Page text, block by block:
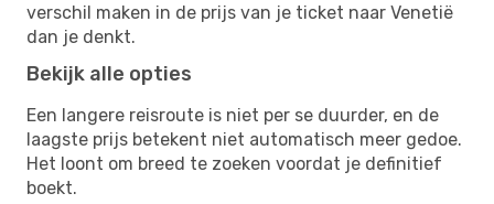
verschil maken in de prijs van je ticket naar Venetië
dan je denkt.
Bekijk alle opties
Een langere reisroute is niet per se duurder, en de
laagste prijs betekent niet automatisch meer gedoe.
Het loont om breed te zoeken voordat je definitief
boekt.